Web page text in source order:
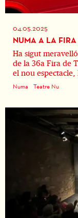
04.05.2025
NUMA A LA
Ha sigut
de la 36a Fira de
el nou
Numa Teatre Nu